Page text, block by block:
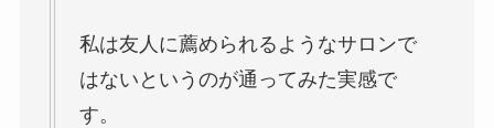
私は友人に薦められるようなサロンで
はないというのが通ってみた実感で
す。